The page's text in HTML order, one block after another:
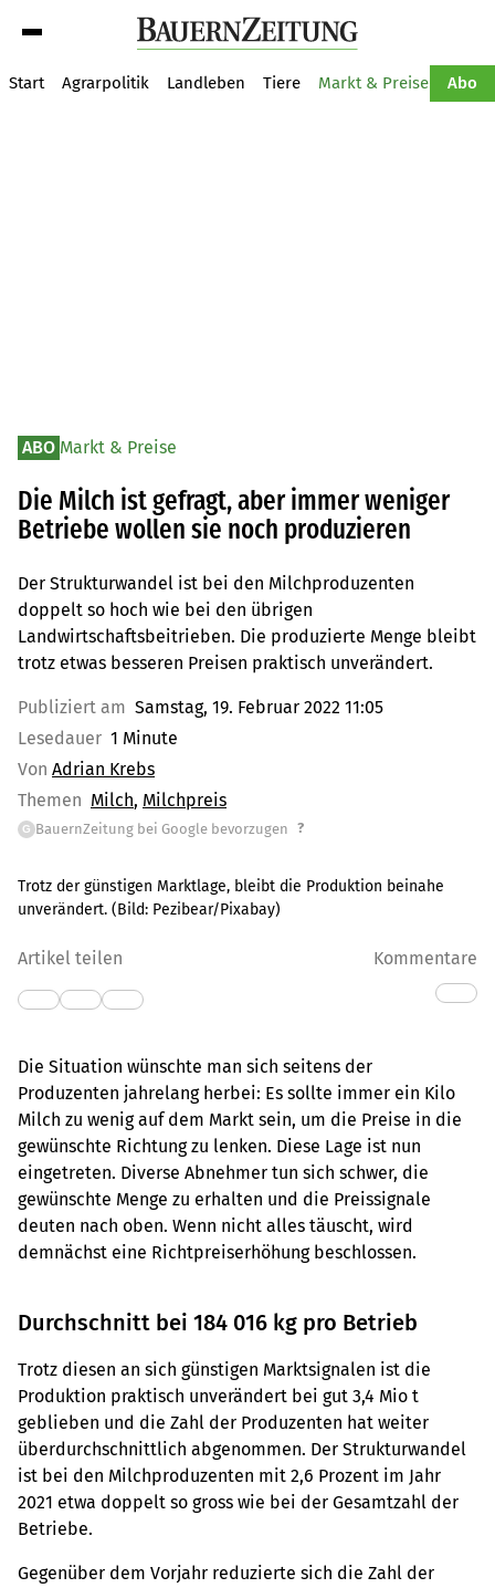
Start Agrarpolitik Landleben Tiere Markt & Preise Abo
ABO Markt & Preise
Die Milch ist gefragt, aber immer weniger
Betriebe wollen sie noch produzieren
Der Strukturwandel ist bei den Milchproduzenten
doppelt so hoch wie bei den übrigen
Landwirtschaftsbeitrieben. Die produzierte Menge bleibt
trotz etwas besseren Preisen praktisch unverändert.
Publiziert am Samstag, 19. Februar 2022 11:05
Lesedauer 1 Minute
Von Adrian Krebs
Themen Milch Milchpreis
G BauernZeitung bei Google bevorzugen ?
Trotz der günstigen Marktlage, bleibt die Produktion beinahe
unverändert. (Bild: Pezibear/Pixabay)
Artikel teilen Kommentare
Die Situation wünschte man sich seitens der
Produzenten jahrelang herbei: Es sollte immer ein Kilo
Milch zu wenig auf dem Markt sein, um die Preise in die
gewünschte Richtung zu lenken. Diese Lage ist nun
eingetreten. Diverse Abnehmer tun sich schwer, die
gewünschte Menge zu erhalten und die Preissignale
deuten nach oben. Wenn nicht alles täuscht, wird
demnächst eine Richtpreiserhöhung beschlossen.
Durchschnitt bei 184 016 kg pro Betrieb
Trotz diesen an sich günstigen Marktsignalen ist die
Produktion praktisch unverändert bei gut 3,4 Mio t
geblieben und die Zahl der Produzenten hat weiter
überdurchschnittlich abgenommen. Der Strukturwandel
ist bei den Milchproduzenten mit 2,6 Prozent im Jahr
2021 etwa doppelt so gross wie bei der Gesamtzahl der
Betriebe.
Gegenüber dem Vorjahr reduzierte sich die Zahl der